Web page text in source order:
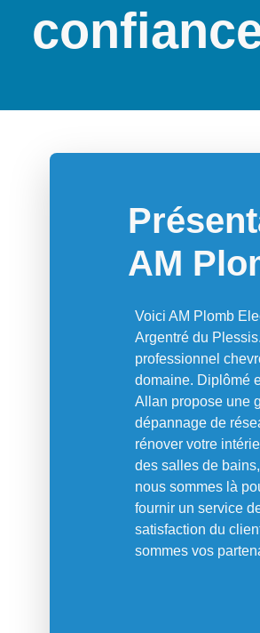
AM
Voici AM Plomb
Argentré du
professionnel
domaine. Diplômé
Allan propose une
dépannage de
rénover votre
des salles de
nous sommes là
fournir un service
satisfaction du
sommes vos